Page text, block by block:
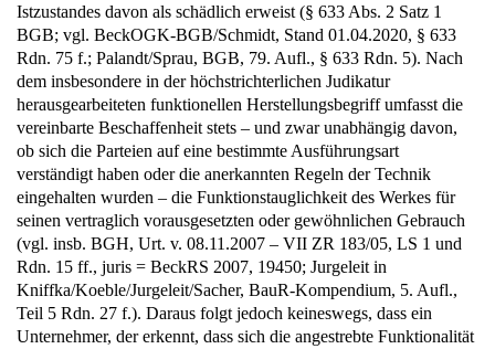
Istzustandes davon als schädlich erweist (§ 633 Abs. 2 Satz 1
BGB; vgl. BeckOGK-BGB/Schmidt, Stand 01.04.2020, § 633
Rdn. 75 f.; Palandt/Sprau, BGB, 79. Aufl., § 633 Rdn. 5). Nach
dem insbesondere in der höchstrichterlichen Judikatur
herausgearbeiteten funktionellen Herstellungsbegriff umfasst die
vereinbarte Beschaffenheit stets – und zwar unabhängig davon,
ob sich die Parteien auf eine bestimmte Ausführungsart
verständigt haben oder die anerkannten Regeln der Technik
eingehalten wurden – die Funktionstauglichkeit des Werkes für
seinen vertraglich vorausgesetzten oder gewöhnlichen Gebrauch
(vgl. insb. BGH, Urt. v. 08.11.2007 – VII ZR 183/05, LS 1 und
Rdn. 15 ff., juris = BeckRS 2007, 19450; Jurgeleit in
Kniffka/Koeble/Jurgeleit/Sacher, BauR-Kompendium, 5. Aufl.,
Teil 5 Rdn. 27 f.). Daraus folgt jedoch keineswegs, dass ein
Unternehmer, der erkennt, dass sich die angestrebte Funktionalität